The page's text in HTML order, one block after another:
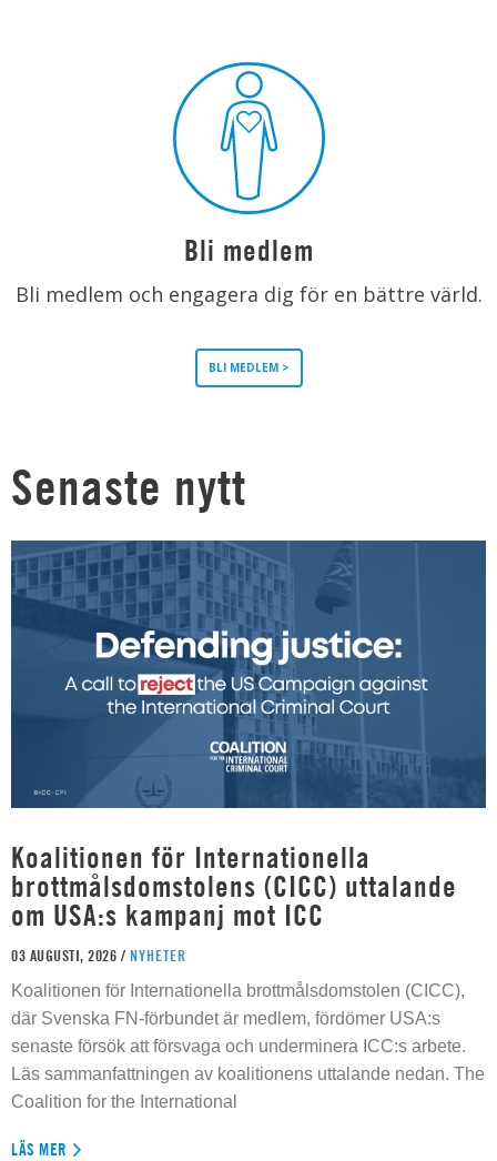
Bli medlem
Bli medlem och engagera dig för en bättre värld.
BLI MEDLEM >
Senaste nytt
Koalitionen för Internationella
brottmålsdomstolens (CICC) uttalande
om USA:s kampanj mot ICC
03 AUGUSTI, 2026 / NYHETER
Koalitionen för Internationella brottmålsdomstolen (CICC),
där Svenska FN-förbundet är medlem, fördömer USA:s
senaste försök att försvaga och underminera ICC:s arbete.
Läs sammanfattningen av koalitionens uttalande nedan. The
Coalition for the International
LÄS MER